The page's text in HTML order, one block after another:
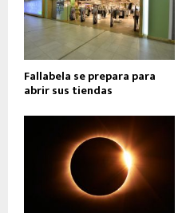
Fallabela se prepara para
abrir sus tiendas